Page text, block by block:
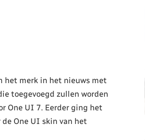
het merk in het nieuws met
toegevoegd zullen worden
One UI 7. Eerder ging het
One UI skin van het